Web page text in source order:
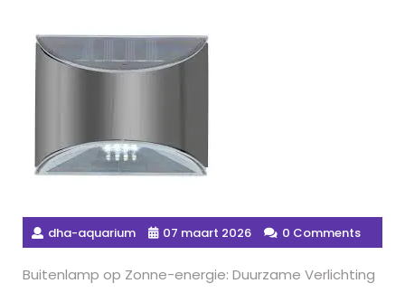
dha-aquarium 07 maart 2026 0 Comments
Buitenlamp op Zonne-energie: Duurzame Verlichting